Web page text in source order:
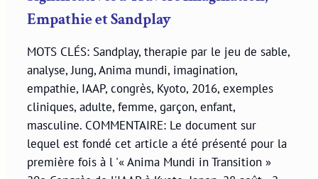
Empathie et Sandplay
MOTS CLÉS: Sandplay, therapie par le jeu de sable,
analyse, Jung, Anima mundi, imagination,
empathie, IAAP, congrès, Kyoto, 2016, exemples
cliniques, adulte, femme, garçon, enfant,
masculine. COMMENTAIRE: Le document sur
lequel est fondé cet article a été présenté pour la
première fois à l '« Anima Mundi in Transition »